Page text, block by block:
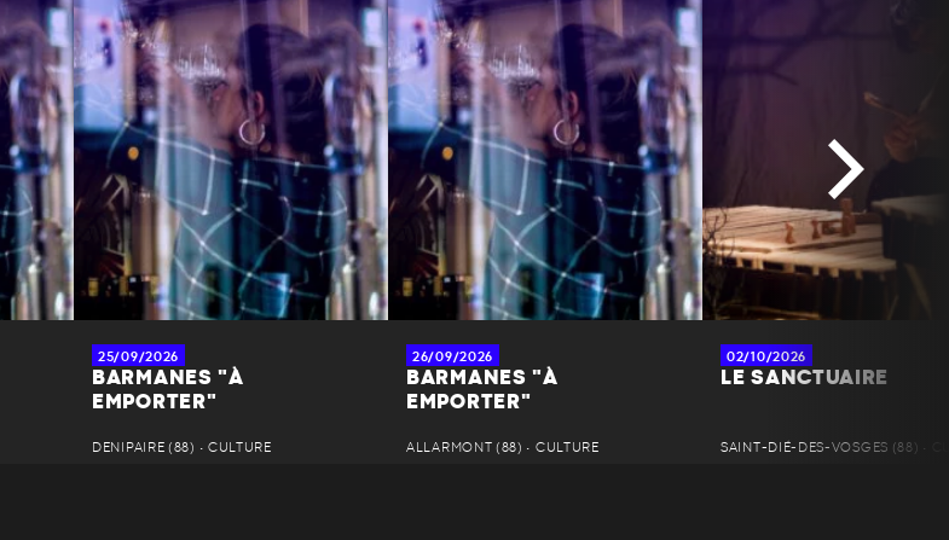
25/09/2026
BARMANES "À
EMPORTER"
DENIPAIRE (88) • CULTURE
26/09/2026
BARMANES "À
EMPORTER"
ALLARMONT (88) • CULTURE
02/10/2026
LE SANCTUAIRE
SAINT-DIÉ-DES-VOSGES (88) •